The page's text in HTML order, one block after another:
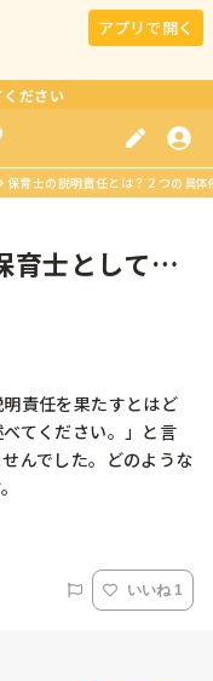
アプリで開く
ださい
保育士の説明責任とは？２つの具
育士として説
責任を果たすとはど
てください。」と言
んでした。どのような
いいね 1